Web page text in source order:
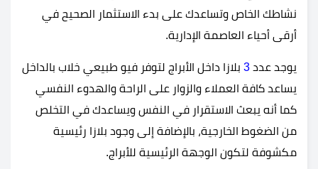
نشاطك الخاص وتساعدك على بدء الاستثمار الصحيح في
أرقى أحياء العاصمة الإدارية.
يوجد عدد 3 بلازا داخل الأبراج لتوفر فيو طبيعي خلاب بالداخل
يساعد كافة العملاء والزوار على الراحة والهدوء النفسي
كما أنه يبعث الاستقرار في النفس ويساعدك في التخلص
من الضغوط الخارجية، بالإضافة إلى وجود بلازا رئيسية
مكشوفة لتكون الوجهة الرئيسية للأبراج.